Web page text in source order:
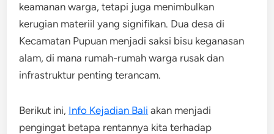
keamanan warga, tetapi juga menimbulkan
kerugian materiil yang signifikan. Dua desa di
Kecamatan Pupuan menjadi saksi bisu keganasan
alam, di mana rumah-rumah warga rusak dan
infrastruktur penting terancam.
Berikut ini, Info Kejadian Bali akan menjadi
pengingat betapa rentannya kita terhadap